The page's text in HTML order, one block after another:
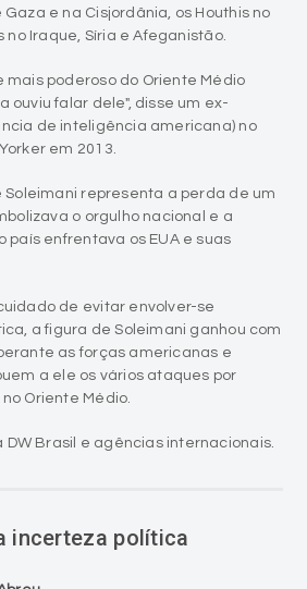
e na Cisjordânia, os Houthis no
Iraque, Síria e Afeganistão.
mais poderoso do Oriente Médio
ouviu falar dele", disse um ex-
de inteligência americana) no
em 2013.
Soleimani representa a perda de um
o orgulho nacional e a
país enfrentava os EUA e suas
de evitar envolver-se
a figura de Soleimani ganhou com
as forças americanas e
a ele os vários ataques por
Oriente Médio.
Brasil e agências internacionais.
incerteza política